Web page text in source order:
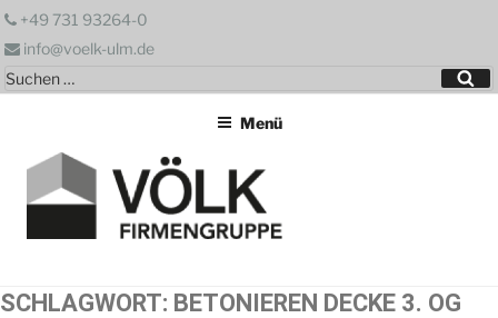
Zum
springen
+49 731 93264-0
info@voelk-ulm.de
Suchen
nach:
Menü
SCHLAGWORT: BETONIEREN DECKE 3. OG